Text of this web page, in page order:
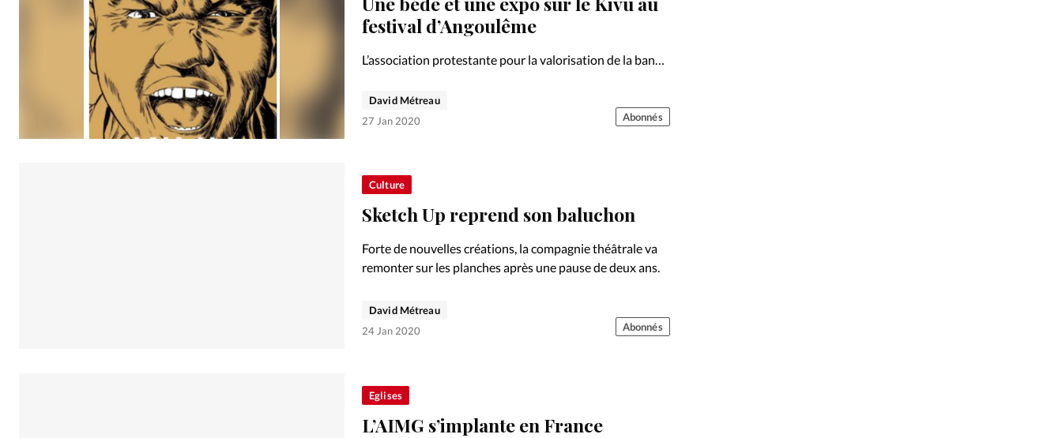
festival d’Angoulême
L’association protestante pour la valorisation de la bande
l’album «Kivu, un cri pour déchirer l’empire du silence» de
Jean Van Hamme et Christophe Simon.
David Métreau
27 Jan 2020
Abonnés
Culture
Sketch Up reprend son baluchon
Forte de nouvelles créations, la compagnie théâtrale va
remonter sur les planches après une pause de deux ans.
David Métreau
24 Jan 2020
Abonnés
Eglises
L’AIMG s’implante en France